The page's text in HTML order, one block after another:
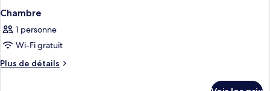
Chambre
1 personne
Wi-Fi gratuit
Plus de détails
Plus